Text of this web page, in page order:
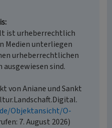
ist urheberrechtlich
Medien unterliegen
urheberrechtlichen
ausgewiesen sind.
von Aniane und Sankt
Objektansicht/O-
7. August 2026)